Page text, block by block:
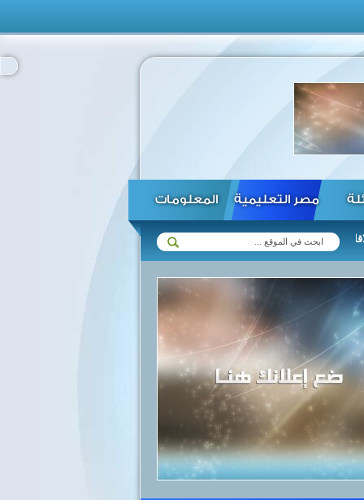
مصر التعليمية المعلومات
الرئيس السيسي يؤكد استعداد مصر في مختلف المجالات ...